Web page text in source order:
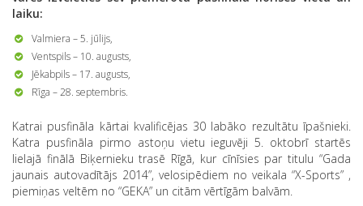
laiku:
Valmiera – 5. jūlijs,
Ventspils – 10. augusts,
Jēkabpils – 17. augusts,
Rīga – 28. septembris.
Katrai pusfināla kārtai kvalificējas 30 labāko rezultātu īpašnieki.
Katra pusfināla pirmo astoņu vietu ieguvēji 5. oktobrī startēs
lielajā finālā Biķernieku trasē Rīgā, kur cīnīsies par titulu “Gada
jaunais autovadītājs 2014”, velosipēdiem no veikala “X-Sports” ,
piemiņas veltēm no “GEKA” un citām vērtīgām balvām.